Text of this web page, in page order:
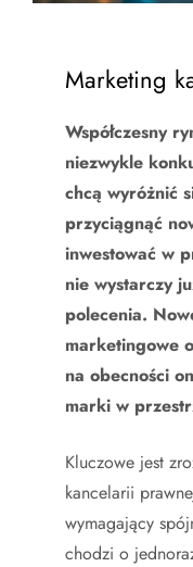
Marketing
Współczesny
niezwykle
chcą wyróżnić
przyciągnąć
inwestować w
nie wystarczy
polecenia.
marketingowe
na obecności
marki w
Kluczowe jest
kancelarii
wymagający
chodzi o